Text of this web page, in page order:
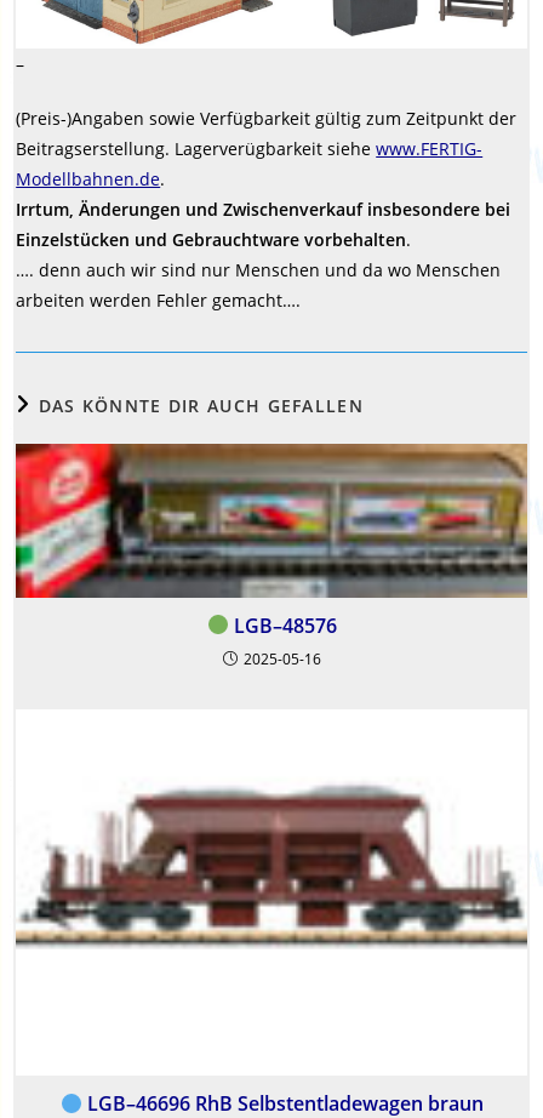
–
(Preis-)Angaben sowie Verfügbarkeit gültig zum Zeitpunkt der
Beitragserstellung. Lagerverügbarkeit siehewww.FERTIG-
Modellbahnen.de.
Irrtum, Änderungen und Zwischenverkauf insbesondere bei
Einzelstücken und Gebrauchtware vorbehalten.
…. denn auch wir sind nur Menschen und da wo Menschen
arbeiten werden Fehler gemacht….
DAS KÖNNTE DIR AUCH GEFALLEN
LGB–48576
2025-05-16
LGB–46696 RhB Selbstentladewagen braun